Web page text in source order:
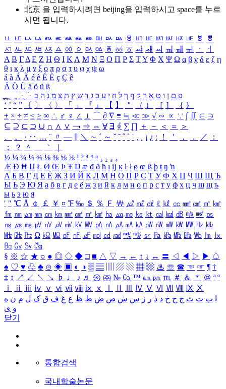
北京 을 입력하시려면 beijing을 입력하시고 space를 누르
시면 됩니다.
ㅥ ㅦ ㅧ ㅨ ㅩ ㅪ ㅫ ㅬ ㅭ ㅮ ㅯ ㅰ ㅱ ㅲ ㅳ ㅴ ㅵ ㅶ ㅷ ㅸ
ㅹ
ㅺ ㅻ ㅼ ㅽ ㅾ ㅿ ㆀ ㆁ ㆂ ㆃ ㆄ ㆅ ㆆ ㆇ ㆈ ㆉ ㆊ ㆋ ㆌ ㆍ
ㆎ
Α Β ΓΔ Ε Ζ Η Θ Ι ΚΛ Μ Ν Ξ Ο Π Ρ Σ ΤΥ Φ Χ Ψ Ω α β γ δ ε ζ η
θ ι κ λ μ ν ξ ο π ρ σ τ υ φ χ ψ ω
á à Á À é è É È ç Ç ê
Ä Ö Ü ä ö ü ß
ִֶֹ ֻּ ׁׂ פ ם ן ו ט א ר ק ף ך ל ח י ע כ ג ד ש ץ ת צ מ נ ה ב
‘ ’ “ ” 〔 〕 〈 〉 「 」 『 』 【 】 ＂ （ ） ［ ］ ｛ ｝
± × ÷ ≠ ≤ ≥ ∞ ∴ ♂ ♀ ∠ ⊥ ⌒ ∂ ∇ ≡ ≒ ≪ ≫ √ ∽ ∝ ∵ ∫ ∬ ∈ ∋
⊆ ⊇ ⊂ ⊃ ∪ ∩ ∧ ∨ ￢ ⇒ ⇔ ∀ ∃ ∮ ∑ ∏ ＋ － ＜ ＝
＞
、
。 · ‥ … ¨ 〃 ― ＼ ∼ ´ ～ ˇ ˘ ˝ ˚ ˙ ¸ ¡ ¿ ː ！ ＇ ， ． ／
：
；
？ ＾ ｀
½ ⅓ ⅔ ¼ ¾ ⅛ ⅜ ⅝ ⅞ ¹ ² ³ ⁴ ⁿ ₁ ₂ ₃ ₄
Æ Ð Ħ Ĳ Ł Ø Œ Þ Ŧ Ŋ æ đ ð ħ ı ĳ ĸ ŀ ł ø œ ß þ ŧ ŋ ŉ
А Б В Г Д Е Ё Ж З И Й К Л М Н О П Р С Т У Ф Х Ц Ч Ш Щ Ъ
Ы Ь Э Ю Я а б в г д е ё ж з и й к л м н о п р с т у ф х ц ч ш щ ъ
ы ь э ю я
′ ″ ℃ Å ￠ ￡ ￥ ¤ ℉ ‰ ＄ ％ Ｆ ￦ ㎕ ㎖ ㎗ ℓ ㎘ ㏄ ㎣ ㎤ ㎥ ㎦
㎙ ㎚ ㎛ ㎜ ㎝ ㎞ ㎟ ㎠ ㎡ ㎢ ㏊ ㎍ ㎎ ㎏ ㏏ ㎈ ㎉ ㏈ ㎧ ㎨ ㎰
㎱ ㎲ ㎳ ㎴ ㎵ ㎶ ㎷ ㎸ ㎹ ㎀ ㎁ ㎂ ㎃ ㎄ ㎺ ㎻ ㎽ ㎾ ㎿ ㎐ ㎑
㎒ ㎓ ㎔ Ω ㏀ ㏁ ㎊ ㎋ ㎌ ㏖ ㏅ ㎭ ㎮ ㎯ ㏛ ㎩ ㎪ ㎫ ㎬ ㏝ ㏐
㏓
㏃ ㏉ ㏜ ㏆
§ ※ ☆ ★ ○ ● ◎ ◇ ◆ □ ■ △ ▽ → ← ↑ ↓ ↔ 〓 ◁ ◀ ▷ ▶ ♤
♠ ♡ ♥ ♧ ♣ ⊙ ◈ ▣ ◐ ◑ ▒ ▤ ▨ ▧ ▦ ▩ ♨ ☏ ☎ ☜ ☞ ¶ †
‡ ↕ ↗ ↙ ↖ ↘ ♭ ♩ ♪ ♬ ㉿ ㈜ № ㏇ ™ ㏂ ㏘ ℡ ＃ ＆ ＊ ＠ ª º
ⅰ
ⅱ ⅲ ⅳ ⅴ ⅵ ⅶ ⅷ ⅸ ⅹ Ⅳ Ⅴ Ⅵ Ⅶ Ⅷ Ⅸ Ⅹ
ب ت ث ج ح خ د ذ ر ز س ش ص ض ط ظ ع غ ف ق ک ل م ن ه
و ی
닫기
통합검색
국내학술논문